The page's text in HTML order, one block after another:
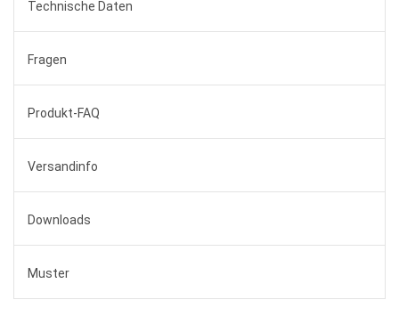
Technische Daten
Fragen
Produkt-FAQ
Versandinfo
Downloads
Muster